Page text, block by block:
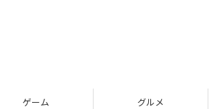
ゲーム グルメ